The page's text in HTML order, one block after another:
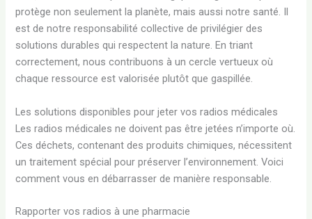
protège non seulement la planète, mais aussi notre santé. Il
est de notre responsabilité collective de privilégier des
solutions durables qui respectent la nature. En triant
correctement, nous contribuons à un cercle vertueux où
chaque ressource est valorisée plutôt que gaspillée.
Les solutions disponibles pour jeter vos radios médicales
Les radios médicales ne doivent pas être jetées n’importe où.
Ces déchets, contenant des produits chimiques, nécessitent
un traitement spécial pour préserver l’environnement. Voici
comment vous en débarrasser de manière responsable.
Rapporter vos radios à une pharmacie